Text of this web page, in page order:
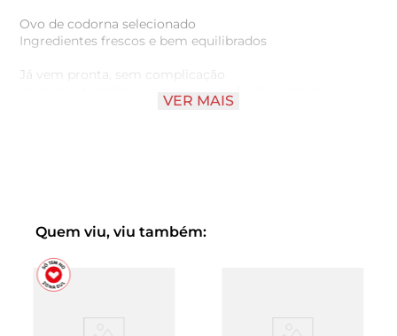
Ovo de codorna selecionado
Ingredientes frescos e bem equilibrados
Já vem pronta, sem complicação
Ideal para trabalho, academia ou refeições rápidas
Uma opção leve, nutritiva e deliciosa para cuidar de você
VER MAIS
Quem viu, viu também: